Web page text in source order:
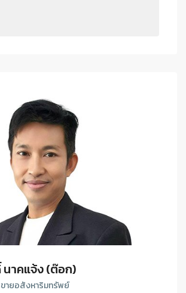
าคแจ้ง (ต๊อก)
ายอสังหาริมทรัพย์